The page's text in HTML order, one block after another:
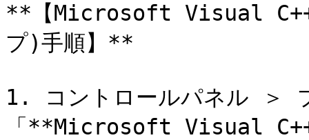
**【Microsoft Visual C++
プ)手順】**
1. コントロールパネル ＞
「**Microsoft Visual C++